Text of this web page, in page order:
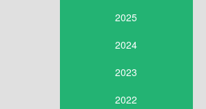
2025
2024
2023
2022